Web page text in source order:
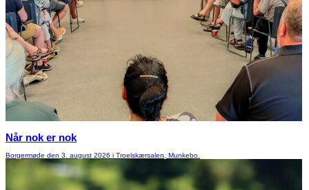
Når nok er nok
Borgermøde den 3. august 2026 i Troelskærsalen, Munkebo.